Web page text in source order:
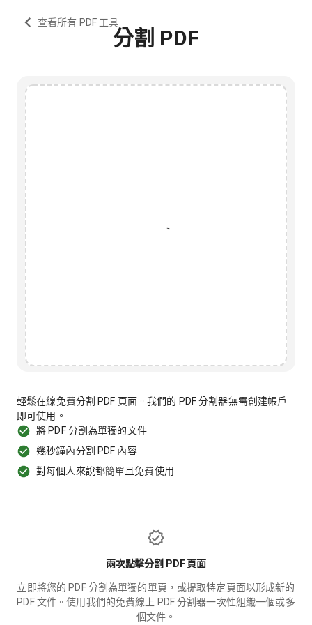
查看所有 PDF 工具
分割 PDF
輕鬆在線免費分割 PDF 頁面。我們的 PDF 分割器無需創建帳戶
即可使用。
將 PDF 分割為單獨的文件
幾秒鐘內分割 PDF 內容
對每個人來說都簡單且免費使用
兩次點擊分割 PDF 頁面
立即將您的 PDF 分割為單獨的單頁，或提取特定頁面以形成新的
PDF 文件。使用我們的免費線上 PDF 分割器一次性組織一個或多
個文件。